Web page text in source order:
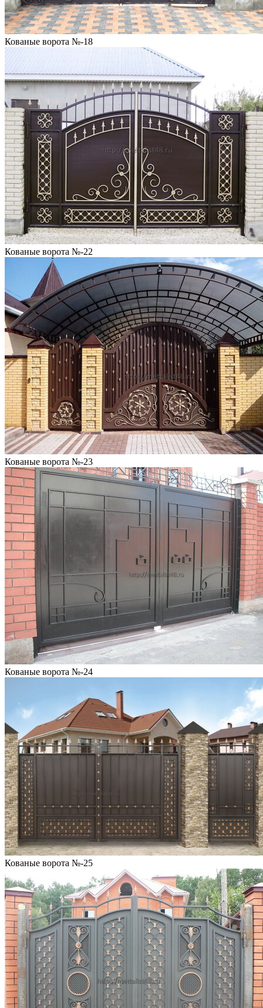
Кованые ворота №-18
Кованые ворота №-22
Кованые ворота №-23
Кованые ворота №-24
Кованые ворота №-25